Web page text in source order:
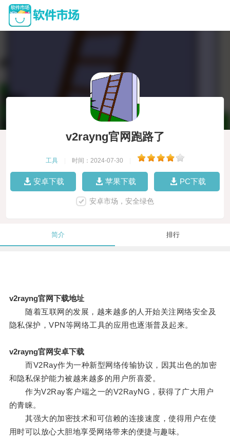
v2rayng官网跑路了
工具 时间：2024-07-30
安卓下载 苹果下载 PC下载
安卓市场，安全绿色
简介 排行
v2rayng官网下载地址
随着互联网的发展，越来越多的人开始关注网络安全及
隐私保护，VPN等网络工具的应用也逐渐普及起来。
v2rayng官网安卓下载
而V2Ray作为一种新型网络传输协议，因其出色的加密
和隐私保护能力被越来越多的用户所喜爱。
作为V2Ray客户端之一的V2RayNG，获得了广大用户
的青睐。
其强大的加密技术和可信赖的连接速度，使得用户在使
用时可以放心大胆地享受网络带来的便捷与趣味。